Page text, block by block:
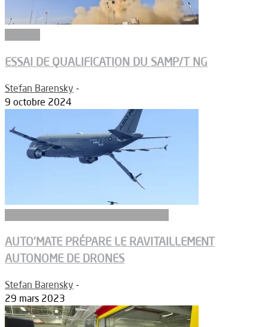
ESSAI DE QUALIFICATION DU SAMP/T NG
Stefan Barensky -
9 octobre 2024
AUTO’MATE PRÉPARE LE RAVITAILLEMENT
AUTONOME DE DRONES
Stefan Barensky -
29 mars 2023